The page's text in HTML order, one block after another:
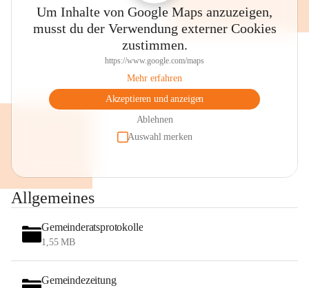
Um Inhalte von Google Maps anzuzeigen,
musst du der Verwendung externer Cookies
zustimmen.
https://www.google.com/maps
Mehr erfahren
Akzeptieren und anzeigen
Ablehnen
Auswahl merken
Allgemeines
Gemeinderatsprotokolle
1,55 MB
Gemeindezeitung